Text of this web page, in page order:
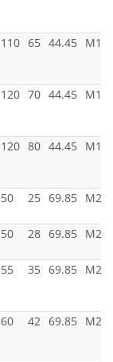
110 65 44.45
120 70 44.45
120 80 44.45
50 25 69.85
50 28 69.85
55 35 69.85
60 42 69.85